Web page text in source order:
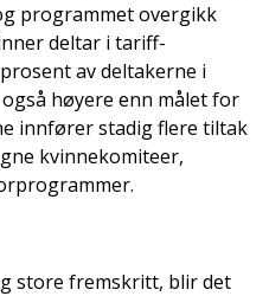
programmet overgikk
deltar i tariff-
av deltakerne i
høyere enn målet for
innfører stadig flere tiltak
kvinnekomiteer,
store fremskritt, blir det